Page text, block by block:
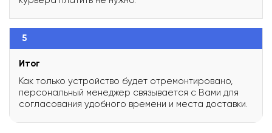
5
Итог
Как только устройство будет отремонтировано,
персональный менеджер связывается с Вами для
согласования удобного времени и места доставки.